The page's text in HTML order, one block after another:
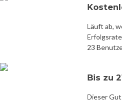
Läuft ab,
23
Bis zu
Dieser